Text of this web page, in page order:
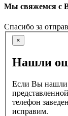
Мы свяжемся с
Спасибо за
×
Нашли
Если Вы нашли
телефон
исправим.